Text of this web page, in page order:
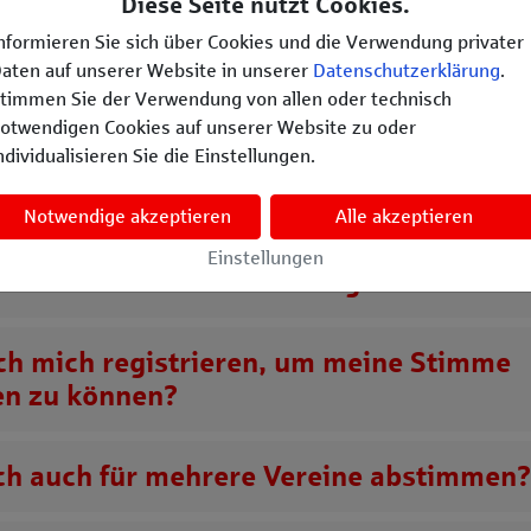
Sie sich über Cookies und die Verwendung privater
auf unserer Website in unserer Datenschutzerklärung.
Sie der Verwendung von allen oder technisch
Cookies auf unserer Website zu oder
Sie die Einstellungen.
Notwendige akzeptieren Alle akzeptieren
Einstellungen
wir vor, wenn der Ansprechpartner
/ unseres Vereins sich geändert
ich abstimmen?
ich meine Stimme abgeben?
mich registrieren, um meine Stimme
zu können?
auch für mehrere Vereine abstimmen?